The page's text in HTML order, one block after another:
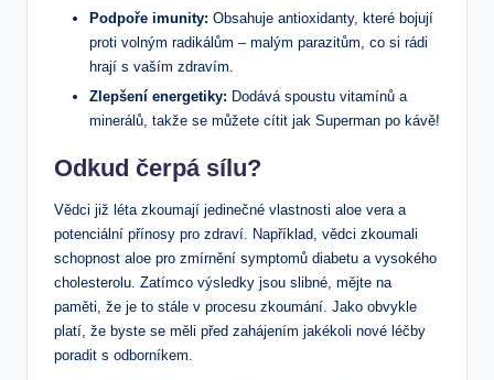
Podpoře imunity: Obsahuje antioxidanty, které bojují
proti volným radikálům – malým parazitům, co si rádi
hrají s vaším zdravím.
Zlepšení energetiky: Dodává spoustu vitamínů a
minerálů, takže se můžete cítit jak Superman po kávě!
Odkud čerpá sílu?
Vědci již léta zkoumají jedinečné vlastnosti aloe vera a
potenciální přínosy pro zdraví. Například, vědci zkoumali
schopnost aloe pro zmírnění symptomů diabetu a vysokého
cholesterolu. Zatímco výsledky jsou slibné, mějte na
paměti, že je to stále v procesu zkoumání. Jako obvykle
platí, že byste se měli před zahájením jakékoli nové léčby
poradit s odborníkem.